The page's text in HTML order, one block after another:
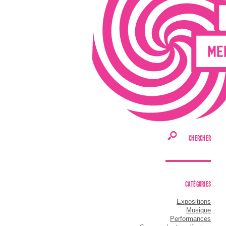
CHERCHER
CATÉGORIES
Expositions
Musique
Performances